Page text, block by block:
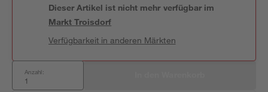
Dieser Artikel ist nicht mehr verfügbar im
MarktTroisdorf
Verfügbarkeit in anderen Märkten
Anzahl: